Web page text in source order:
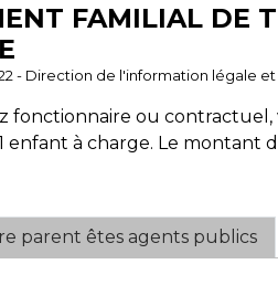
FAMILIAL DE
- Direction de l'information légale
fonctionnaire ou
enfant à charge. Le
parent êtes agents publics